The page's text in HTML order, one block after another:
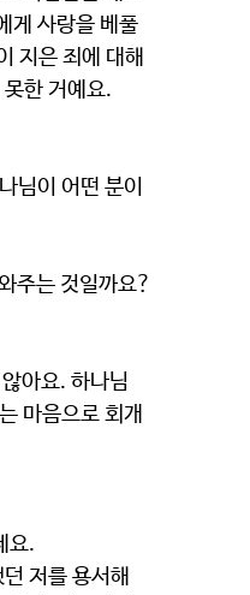
게 사랑을 베풀
지은 죄에 대해
한 거예요.
님이 어떤 분이
주는 것일까요?
아요. 하나님
마음으로 회개
요.
저를 용서해